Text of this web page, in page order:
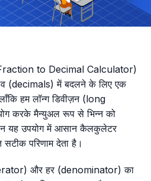
to Decimal Calculator)
(decimals) में बदलने के लिए एक
हम लॉन्ग डिवीज़न (long
करके मैन्युअल रूप से भिन्न को
यह उपयोग में आसान कैलकुलेटर
परिणाम देता है।
और हर (denominator) का